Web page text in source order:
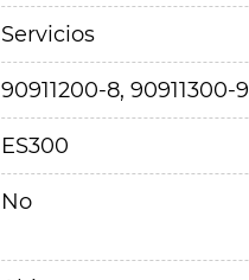
Servicios
90911200-8, 90911300-9
ES300
No